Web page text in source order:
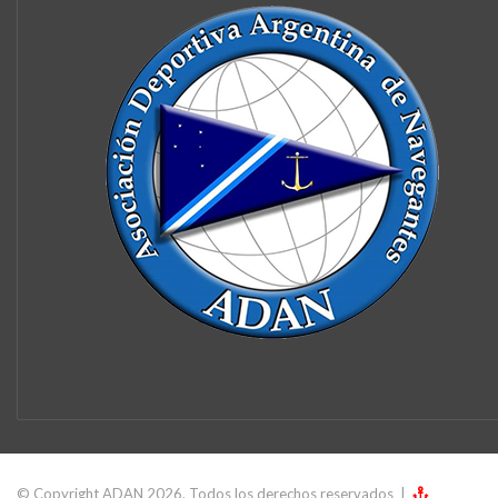
© Copyright ADAN 2026, Todos los derechos reservados |